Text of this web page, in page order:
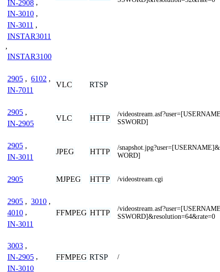
IN-2908 ,
IN-3010 ,
IN-3011 ,
INSTAR3011
,
INSTAR3100
2905 , 6102 ,
IN-7011
VLC RTSP
2905 ,
IN-2905
VLC HTTP
/
SSWORD]
2905 ,
IN-3011
JPEG HTTP
/
WORD]
2905 MJPEG HTTP /videostream.cgi
2905 , 3010 ,
4010 ,
IN-3011
FFMPEG HTTP
/
SSWORD]&resolution=64&rate=0
3003 ,
IN-2905 ,
IN-3010
FFMPEG RTSP /